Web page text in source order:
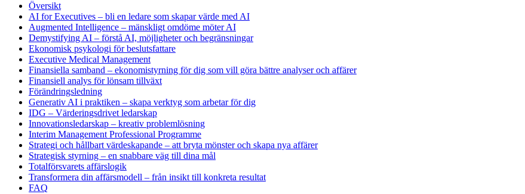
Översikt
AI for Executives – bli en ledare som skapar värde med AI
Augmented Intelligence – mänskligt omdöme möter AI
Demystifying AI – förstå AI, möjligheter och begränsningar
Ekonomisk psykologi för beslutsfattare
Executive Medical Management
Finansiella samband – ekonomistyrning för dig som vill göra bättre analyser och affärer
Finansiell analys för lönsam tillväxt
Förändringsledning
Generativ AI i praktiken – skapa verktyg som arbetar för dig
IDG – Värderingsdrivet ledarskap
Innovationsledarskap – kreativ problemlösning
Interim Management Professional Programme
Strategi och hållbart värdeskapande – att bryta mönster och skapa nya affärer
Strategisk styrning – en snabbare väg till dina mål
Totalförsvarets affärslogik
Transformera din affärsmodell – från insikt till konkreta resultat
FAQ